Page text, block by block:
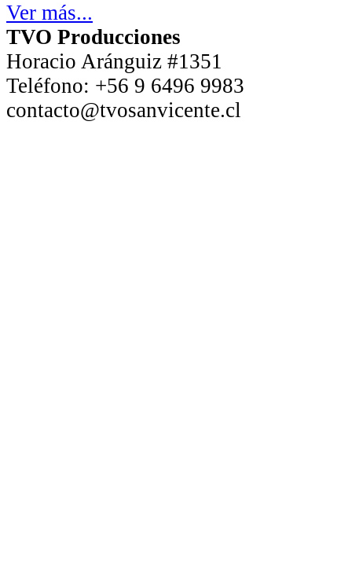
Ver más...
TVO Producciones
Horacio Aránguiz #1351
Teléfono: +56 9 6496 9983
contacto@tvosanvicente.cl